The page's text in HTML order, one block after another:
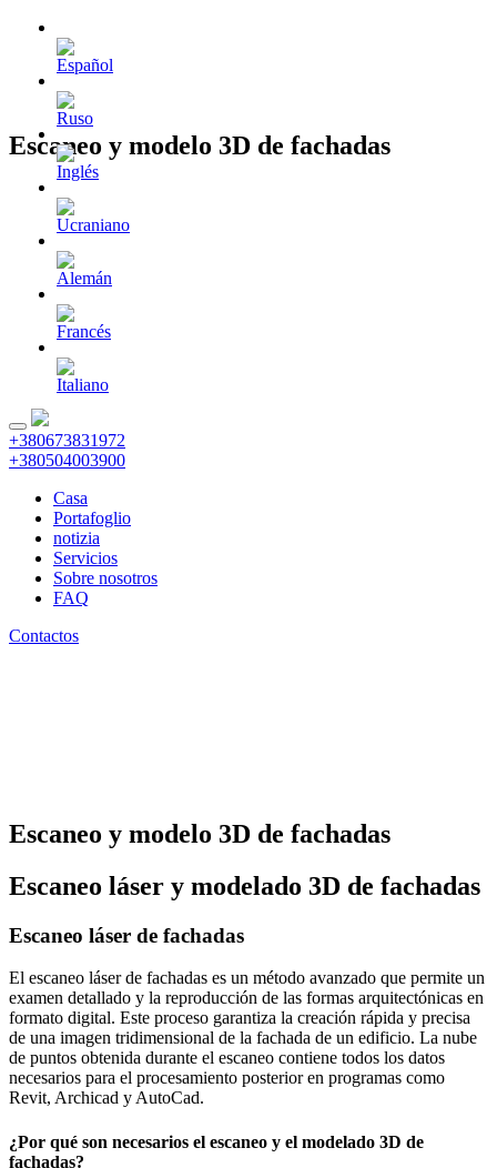
+380673831972
+380504003900
Casa
Portafoglio
notizia
Servicios
Sobre nosotros
FAQ
Contactos
Escaneo y modelo 3D de fachadas
Escaneo y modelo 3D de fachadas
Escaneo láser y modelado 3D de fachadas
Escaneo láser de fachadas
El escaneo láser de fachadas es un método avanzado que permite un
examen detallado y la reproducción de las formas arquitectónicas en
formato digital. Este proceso garantiza la creación rápida y precisa
de una imagen tridimensional de la fachada de un edificio. La nube
de puntos obtenida durante el escaneo contiene todos los datos
necesarios para el procesamiento posterior en programas como
Revit, Archicad y AutoCad.
¿Por qué son necesarios el escaneo y el modelado 3D de
fachadas?